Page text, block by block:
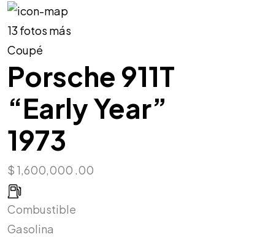
13 fotos más
Coupé
Porsche 911T
“Early Year”
1973
$ 1,600,000 .00
Combustible
Gasolina